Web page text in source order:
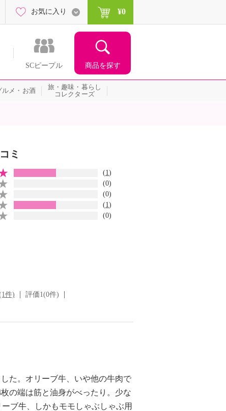
SCピープル 商品を探す
お気に入り ¥0
ルメ・お酒
旅・趣味・暮らし
コレクターズ
ミ
(1 )
(0)
(0)
(1 )
(0)
件) 評価1(0件)
た。オリーブ牛、いや他の牛肉で
の端は筋と油身がべったり。少な
ブ牛、しかもモモしゃぶしゃぶ用